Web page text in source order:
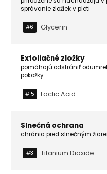
správanie zložiek v pleti
#6 Glycerin
Exfoliačné zložky
pomáhajú odstrániť
pokožky
#15 Lactic Acid
Slnečná ochrana
chránia pred slnečným
#3 Titanium Dioxide